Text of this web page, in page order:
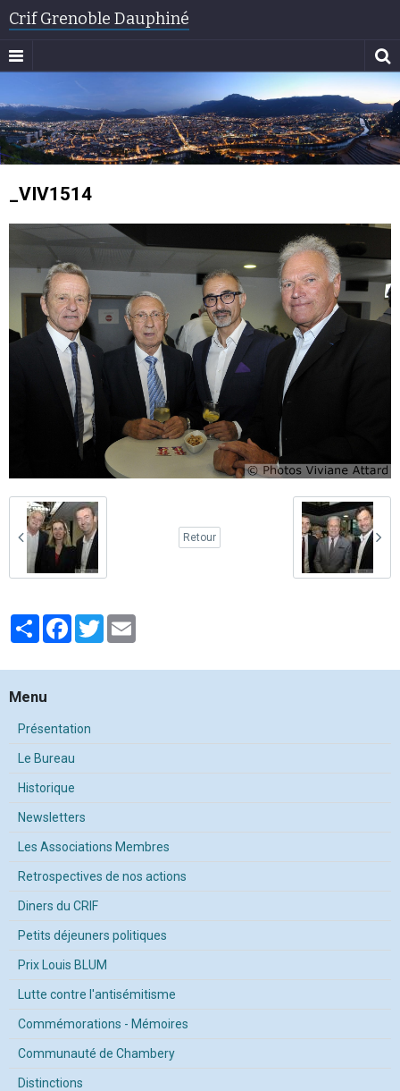
Crif Grenoble Dauphiné
_VIV1514
Retour
PartagerFacebook
Twitter
Menu
Présentation
Le Bureau
Historique
Newsletters
Les Associations Membres
Retrospectives de nos actions
Diners du CRIF
Petits déjeuners politiques
Prix Louis BLUM
Lutte contre l'antisémitisme
Commémorations - Mémoires
Communauté de Chambery
Distinctions